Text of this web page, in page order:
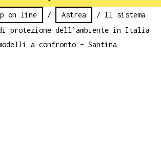
on line / Astrea
/ Il sistema
protezione dell’ambiente in Italia
a confronto – Santina